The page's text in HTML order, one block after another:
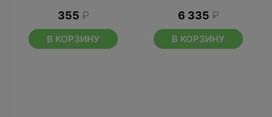
355 ₽
В КОРЗИНУ
6 335 ₽
В КОРЗИНУ